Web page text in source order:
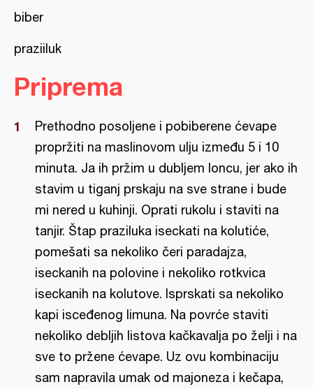
biber
praziiluk
Priprema
Prethodno posoljene i pobiberene ćevape
propržiti na maslinovom ulju između 5 i 10
minuta. Ja ih pržim u dubljem loncu, jer ako ih
stavim u tiganj prskaju na sve strane i bude
mi nered u kuhinji. Oprati rukolu i staviti na
tanjir. Štap praziluka iseckati na kolutiće,
pomešati sa nekoliko čeri paradajza,
iseckanih na polovine i nekoliko rotkvica
iseckanih na kolutove. Isprskati sa nekoliko
kapi isceđenog limuna. Na povrće staviti
nekoliko debljih listova kačkavalja po želji i na
sve to pržene ćevape. Uz ovu kombinaciju
sam napravila umak od majoneza i kečapa,